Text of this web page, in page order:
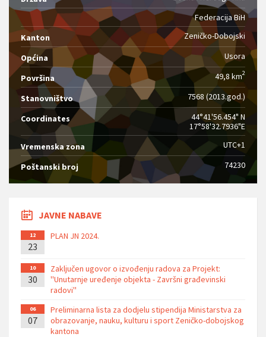
Federacija BiH
Kanton
Zeničko-Dobojski
Općina Usora
Površina 49,8 km2
Stanovništvo 7568 (2013.god.)
Coordinates
44°41'56.454" N
17°58'32.7936"E
Vremenska zona
UTC+1
Poštanski broj 74230
JAVNE NABAVE
12
23
PLAN JN 2024.
10
30
Zaključen ugovor o izvođenju radova za Projekt:
''Unutarnje uređenje objekta - Završni građevinski
radovi''
06
07
Preliminarna lista za dodjelu stipendija Ministarstva za
obrazovanje, nauku, kulturu i sport Zeničko-dobojskog
kantona